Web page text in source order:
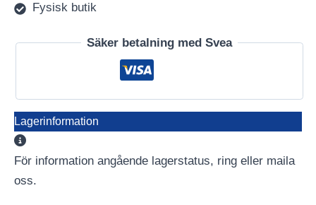
Fysisk butik
Säker betalning med Svea
Lagerinformation
För information angående lagerstatus, ring eller maila
oss.